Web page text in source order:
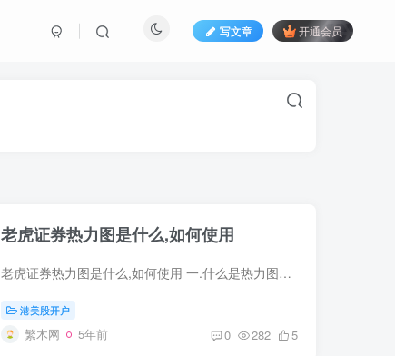
写文章 开通会员
老虎证券热力图是什么,如何使用
老虎证券热力图是什么,如何使用 一.什么是热力图？ 热力图是将整个市场的全局数据进行图形化展示，按照色块的面积大小和颜色深浅来表达各个行业的市值和涨跌幅。 二.如何使用？ 1.看颜色 根据软...
港美股开户
繁木网 5年前 0 282 5